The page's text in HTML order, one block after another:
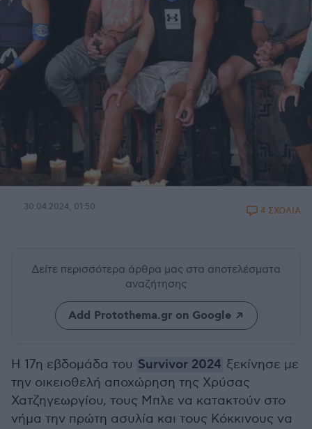
30.04.2024, 01:50 4 ΣΧΟΛΙΑ
Δείτε περισσότερα άρθρα μας στα αποτελέσματα
αναζήτησης
Add Protothema.gr on Google
Η 17η εβδομάδα του Survivor 2024 ξεκίνησε με
την οικειοθελή αποχώρηση της Χρύσας
Χατζηγεωργίου, τους Μπλε να κατακτούν στο
νήμα την πρώτη ασυλία και τους Κόκκινους να